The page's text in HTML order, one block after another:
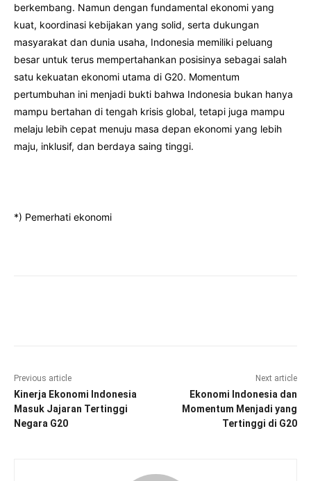
berkembang. Namun dengan fundamental ekonomi yang
kuat, koordinasi kebijakan yang solid, serta dukungan
masyarakat dan dunia usaha, Indonesia memiliki peluang
besar untuk terus mempertahankan posisinya sebagai salah
satu kekuatan ekonomi utama di G20. Momentum
pertumbuhan ini menjadi bukti bahwa Indonesia bukan hanya
mampu bertahan di tengah krisis global, tetapi juga mampu
melaju lebih cepat menuju masa depan ekonomi yang lebih
maju, inklusif, dan berdaya saing tinggi.
*) Pemerhati ekonomi
Previous article
Kinerja Ekonomi Indonesia
Masuk Jajaran Tertinggi
Negara G20
Next article
Ekonomi Indonesia dan
Momentum Menjadi yang
Tertinggi di G20